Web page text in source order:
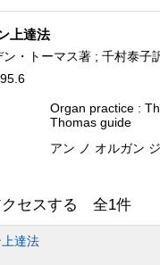
上達法
・トーマス著 ; 千村泰子
Organ practice :
Thomas guide
アン ノ オルガン
クセスする 全1件
達法